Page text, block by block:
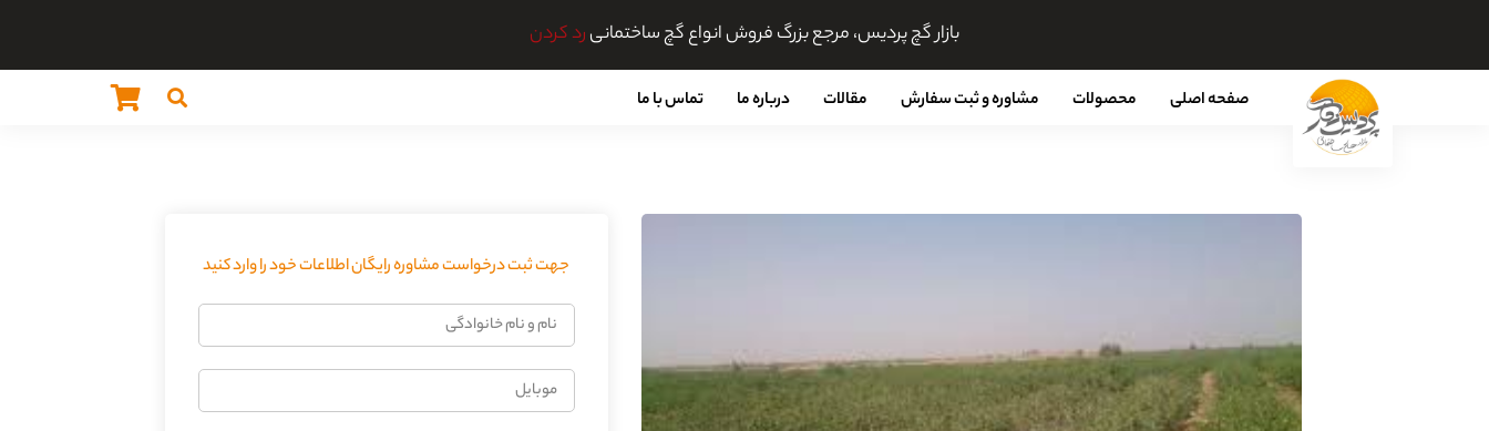
بازار گچ پردیس، مرجع بزرگ فروش انواع گچ ساختمانیرد کردن
صفحه اصلی محصولات مشاوره و ثبت سفارش مقالات درباره ما تماس با ما
جهت ثبت درخواست مشاوره رایگان اطلاعات خود را وارد کنید
نام
و
نام
خانوادگی
موبایل